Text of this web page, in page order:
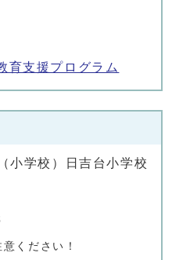
育支援プログラム
小学校）日吉台小学校
ください！